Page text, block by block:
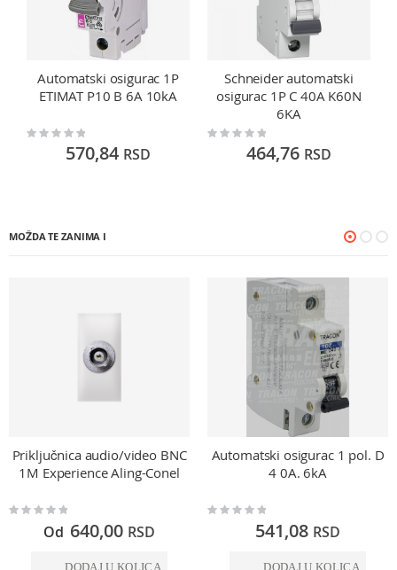
Automatski osigurac 1P
ETIMAT P10 B 6A 10kA
Rating:
570,84 RSD
Schneider automatski
osigurac 1P C 40A K60N
6KA
Rating:
464,76 RSD
MOŽDA TE ZANIMA I
Priključnica audio/video BNC
1M Experience Aling-Conel
Rating:
Od 640,00 RSD
DODAJ U KOLICA
Automatski osigurac 1 pol. D
4 0A. 6kA
Rating:
541,08 RSD
DODAJ U KOLICA